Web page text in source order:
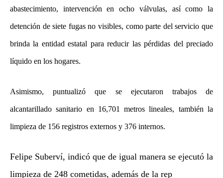
abastecimiento, intervención en ocho válvulas, así como la
detención de siete fugas no visibles, como parte del servicio que
brinda la entidad estatal para reducir las pérdidas del preciado
líquido en los hogares.
Asimismo, puntualizó que se ejecutaron trabajos de
alcantarillado sanitario en 16,701 metros lineales, también la
limpieza de 156 registros externos y 376 internos.
Felipe Suberví, indicó que de igual manera se ejecutó la
limpieza de 248 cometidas, además de la rep